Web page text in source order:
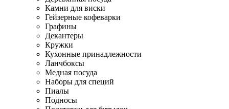
Камни для виски
Гейзерные кофеварки
Графины
Декантеры
Кружки
Кухонные принадлежности
Ланчбоксы
Медная посуда
Наборы для специй
Пиалы
Подносы